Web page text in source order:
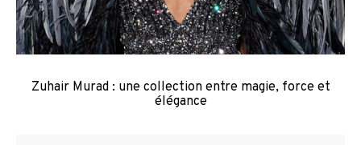
Zuhair Murad : une collection entre magie, force et
élégance